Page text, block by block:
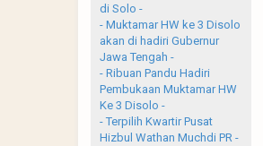
di Solo -
- Muktamar HW ke 3 Disolo
akan di hadiri Gubernur
Jawa Tengah -
- Ribuan Pandu Hadiri
Pembukaan Muktamar HW
Ke 3 Disolo -
- Terpilih Kwartir Pusat
Hizbul Wathan Muchdi PR -